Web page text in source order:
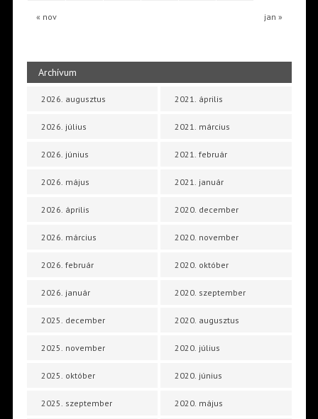
« nov jan »
Archívum
2026. augusztus
2026. július
2026. június
2026. május
2026. április
2026. március
2026. február
2026. január
2025. december
2025. november
2025. október
2025. szeptember
2021. április
2021. március
2021. február
2021. január
2020. december
2020. november
2020. október
2020. szeptember
2020. augusztus
2020. július
2020. június
2020. május